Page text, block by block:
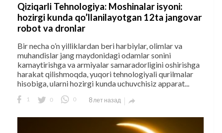
Qiziqarli Tehnologiya: Moshinalar isyoni:
hozirgi kunda qo’llanilayotgan 12ta jangovar
robot va dronlar
Bir necha o’n yilliklardan beri harbiylar, olimlar va
muhandislar jang maydonidagi odamlar sonini
kamaytirishga va armiyalar samaradorligini oshirishga
harakat qilishmoqda, yuqori tehnologiyali qurilmalar
hisobiga, ularni hozirgi kunda uchuvchisiz apparat...
1 0 0 8 лет назад 